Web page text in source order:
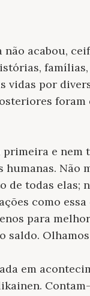
não acabou,
vidas por
primeira e
Não
de todas elas;
como
para
saldo.
em